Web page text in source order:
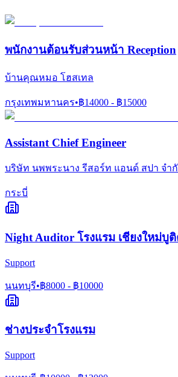
พนักงานต้อนรับส่วนหน้า Reception
บ้านคุณหมอ โฮสเทล
กรุงเทพมหานคร•฿14000 - ฿15000
Assistant Chief Engineer
บริษัท นพพระนาง รีสอร์ท แอนด์ สปา จำ
กระบี่
Night Auditor โรงแรม เชียงใหม่บู
Support
นนทบุรี•฿8000 - ฿10000
ช่างประจำโรงแรม
Support